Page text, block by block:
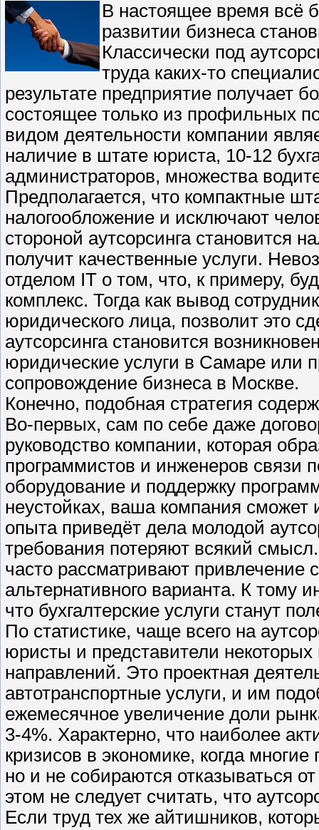
В настоящее время всё
развитии бизнеса
Классически под
труда каких-то
результате предприятие получает
состоящее только из профильных
видом деятельности компании
наличие в штате юриста, 10-12
администраторов, множества
Предполагается, что компактные
налогообложение и исключают
стороной аутсорсинга становится
получит качественные услуги.
отделом IT о том, что, к примеру,
комплекс. Тогда как вывод
юридического лица, позволит это
аутсорсинга становится
юридические услуги в Самаре или
сопровождение бизнеса в Москве.
Конечно, подобная стратегия
Во-первых, сам по себе даже
руководство компании, которая
программистов и инженеров связи
оборудование и поддержку
неустойках, ваша компания сможет
опыта приведёт дела молодой
требования потеряют всякий
часто рассматривают привлечение
альтернативного варианта. К тому
что бухгалтерские услуги станут
По статистике, чаще всего на
юристы и представители некоторых
направлений. Это проектная
автотранспортные услуги, и им
ежемесячное увеличение доли
3-4%. Характерно, что наиболее
кризисов в экономике, когда
но и не собираются отказываться
этом не следует считать, что
Если труд тех же айтишников,